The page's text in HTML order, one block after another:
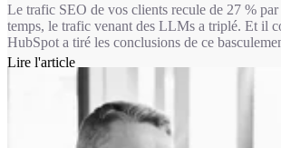
Le trafic SEO de vos clients recule de 27 % par
temps, le trafic venant des LLMs a triplé. Et il
HubSpot a tiré les conclusions de ce
Spotlight 2026, présenté le 14 avril : chacune
nouveautés de cette édition part du même
outils IA ont accès aux données. Ce qu’ils n’ont
Lire l'article